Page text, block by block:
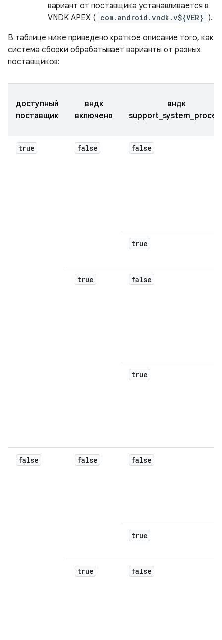
вариант от поставщика устанавливается в
VNDK APEX ( com.android.vndk.v${VER} ).
В таблице ниже приведено краткое описание того, как
система сборки обрабатывает варианты от разных
поставщиков:
доступный
поставщик
вндк
включено
вндк
true false false
true
true false
true
false false false
true
true false